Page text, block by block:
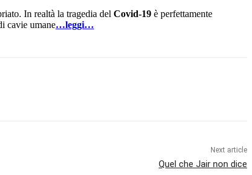
In realtà la tragedia del Covid-19 è perfettamente
cavie umane…leggi…
Next article
Quel che Jair non dice